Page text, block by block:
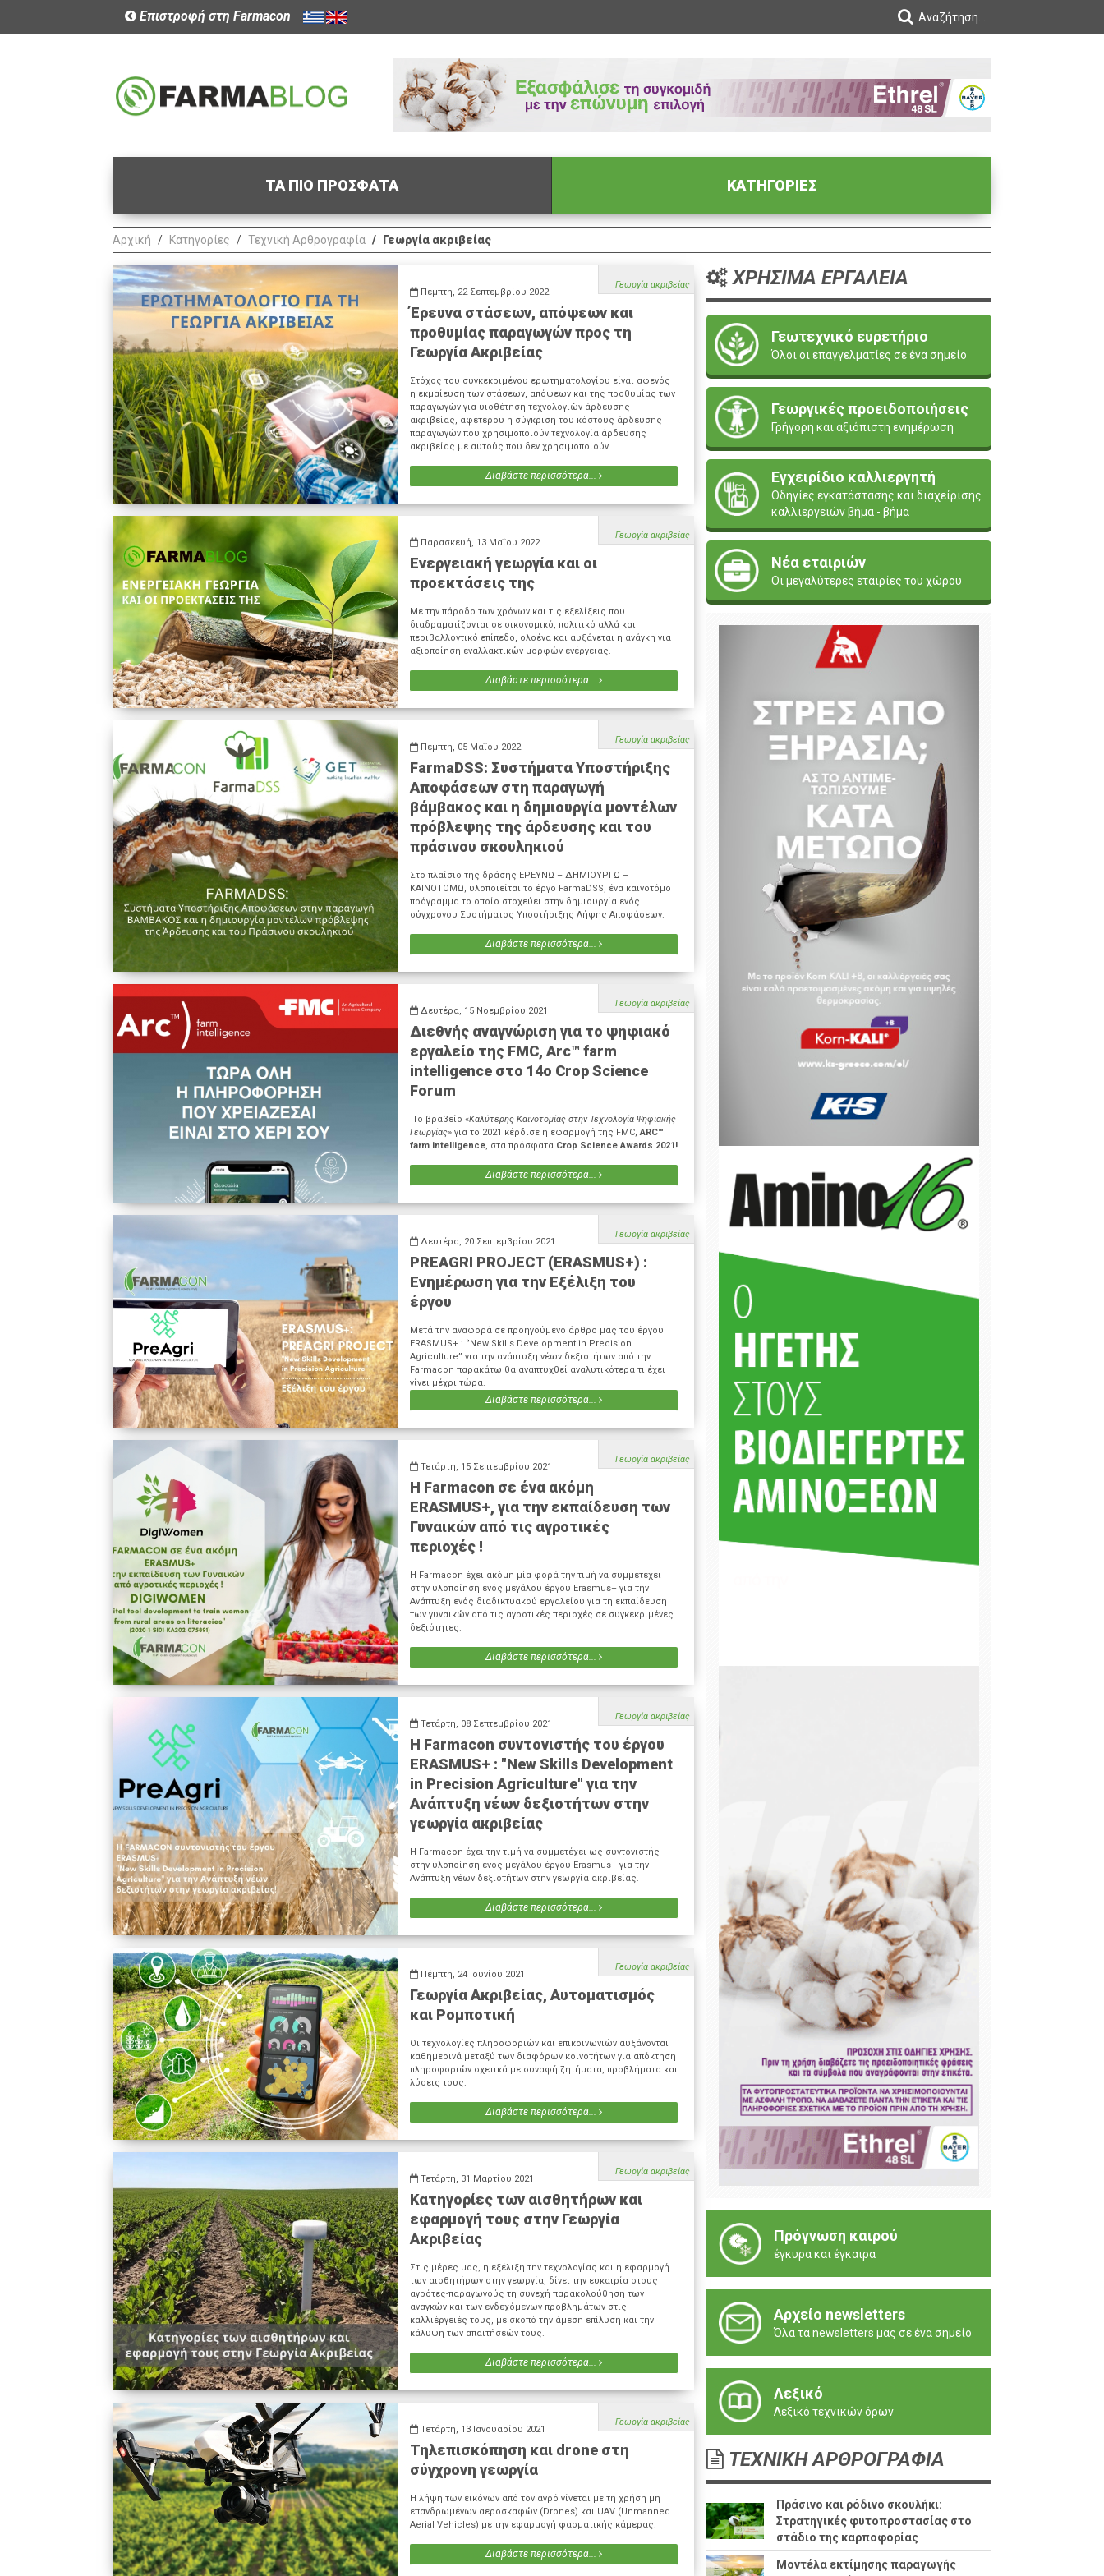
Επιστροφή στη Farmacon
ΤΑ ΠΙΟ ΠΡΟΣΦΑΤΑ ΚΑΤΗΓΟΡΙΕΣ
Αρχική Κατηγορίες Τεχνική Αρθρογραφία Γεωργία ακριβείας
Γεωργία ακριβείας
Πέμπτη, 22 Σεπτεμβρίου 2022
Έρευνα στάσεων, απόψεων και
προθυμίας παραγωγών προς τη
Γεωργία Ακριβείας
Στόχος του συγκεκριμένου ερωτηματολογίου είναι αφενός
η εκμαίευση των στάσεων, απόψεων και της προθυμίας των
παραγωγών για υιοθέτηση τεχνολογιών άρδευσης
ακριβείας, αφετέρου η σύγκριση του κόστους άρδευσης
παραγωγών που χρησιμοποιούν τεχνολογία άρδευσης
ακριβείας με αυτούς που δεν χρησιμοποιούν.
Διαβάστε περισσότερα...
Γεωργία ακριβείας
Παρασκευή, 13 Μαΐου 2022
Ενεργειακή γεωργία και οι
προεκτάσεις της
Με την πάροδο των χρόνων και τις εξελίξεις που
διαδραματίζονται σε οικονομικό, πολιτικό αλλά και
περιβαλλοντικό επίπεδο, ολοένα και αυξάνεται η ανάγκη για
αξιοποίηση εναλλακτικών μορφών ενέργειας.
Διαβάστε περισσότερα...
Γεωργία ακριβείας
Πέμπτη, 05 Μαΐου 2022
FarmaDSS: Συστήματα Υποστήριξης
Αποφάσεων στη παραγωγή
βάμβακος και η δημιουργία μοντέλων
πρόβλεψης της άρδευσης και του
πράσινου σκουληκιού
Στο πλαίσιο της δράσης ΕΡΕΥΝΩ – ΔΗΜΙΟΥΡΓΩ –
ΚΑΙΝΟΤΟΜΩ, υλοποιείται το έργο FarmaDSS, ένα καινοτόμο
πρόγραμμα το οποίο στοχεύει στην δημιουργία ενός
σύγχρονου Συστήματος Υποστήριξης Λήψης Αποφάσεων.
Διαβάστε περισσότερα...
Γεωργία ακριβείας
Δευτέρα, 15 Νοεμβρίου 2021
Διεθνής αναγνώριση για το ψηφιακό
εργαλείο της FMC, Arc™ farm
intelligence στο 14ο Crop Science
Forum
Το βραβείο «Καλύτερης Καινοτομίας στην Τεχνολογία Ψηφιακής
Γεωργίας» για το 2021 κέρδισε η εφαρμογή της FMC,ARC™
farm intelligence, στα πρόσφατα Crop Science Awards 2021!
Διαβάστε περισσότερα...
Γεωργία ακριβείας
Δευτέρα, 20 Σεπτεμβρίου 2021
PREAGRI PROJECT (ERASMUS+) :
Ενημέρωση για την Εξέλιξη του
έργου
Μετά την αναφορά σε προηγούμενο άρθρο μας του έργου
ERASMUS+ : ‘’New Skills Development in Precision
Agriculture’’ για την ανάπτυξη νέων δεξιοτήτων από την
Farmacon παρακάτω θα αναπτυχθεί αναλυτικότερα τι έχει
γίνει μέχρι τώρα.
Διαβάστε περισσότερα...
Γεωργία ακριβείας
Τετάρτη, 15 Σεπτεμβρίου 2021
Η Farmacon σε ένα ακόμη
ΕRASMUS+, για την εκπαίδευση των
Γυναικών από τις αγροτικές
περιοχές !
Η Farmacon έχει ακόμη μία φορά την τιμή να συμμετέχει
στην υλοποίηση ενός μεγάλου έργου Erasmus+ για την
Ανάπτυξη ενός διαδικτυακού εργαλείου για τη εκπαίδευση
των γυναικών από τις αγροτικές περιοχές σε συγκεκριμένες
δεξιότητες.
Διαβάστε περισσότερα...
Γεωργία ακριβείας
Τετάρτη, 08 Σεπτεμβρίου 2021
Η Farmacon συντονιστής του έργου
ΕRASMUS+ : "New Skills Development
in Precision Agriculture" για την
Ανάπτυξη νέων δεξιοτήτων στην
γεωργία ακριβείας
Η Farmacon έχει την τιμή να συμμετέχει ως συντονιστής
στην υλοποίηση ενός μεγάλου έργου Erasmus+ για την
Ανάπτυξη νέων δεξιοτήτων στην γεωργία ακριβείας.
Διαβάστε περισσότερα...
Γεωργία ακριβείας
Πέμπτη, 24 Ιουνίου 2021
Γεωργία Ακριβείας, Αυτοματισμός
και Ρομποτική
Οι τεχνολογίες πληροφοριών και επικοινωνιών αυξάνονται
καθημερινά μεταξύ των διαφόρων κοινοτήτων για απόκτηση
πληροφοριών σχετικά με συναφή ζητήματα, προβλήματα και
λύσεις τους.
Διαβάστε περισσότερα...
Γεωργία ακριβείας
Τετάρτη, 31 Μαρτίου 2021
Κατηγορίες των αισθητήρων και
εφαρμογή τους στην Γεωργία
Ακριβείας
Στις μέρες μας, η εξέλιξη την τεχνολογίας και η εφαρμογή
των αισθητήρων στην γεωργία, δίνει την ευκαιρία στους
αγρότες-παραγωγούς τη συνεχή παρακολούθηση των
αναγκών και των ενδεχόμενων προβλημάτων στις
καλλιέργειές τους, με σκοπό την άμεση επίλυση και την
κάλυψη των απαιτήσεών τους.
Διαβάστε περισσότερα...
Γεωργία ακριβείας
Τετάρτη, 13 Ιανουαρίου 2021
Τηλεπισκόπηση και drone στη
σύγχρονη γεωργία
Η λήψη των εικόνων από τον αγρό γίνεται με τη χρήση μη
επανδρωμένων αεροσκαφών (Drones) και UAV (Unmanned
Aerial Vehicles) με την εφαρμογή φασματικής κάμερας.
Διαβάστε περισσότερα...
ΧΡΗΣΙΜΑ ΕΡΓΑΛΕΙΑ
Γεωτεχνικό ευρετήριο
Όλοι οι επαγγελματίες σε ένα σημείο
Γεωργικές προειδοποιήσεις
Γρήγορη και αξιόπιστη ενημέρωση
Εγχειρίδιο καλλιεργητή
Οδηγίες εγκατάστασης και διαχείρισης
καλλιεργειών βήμα - βήμα
Νέα εταιριών
Οι μεγαλύτερες εταιρίες του χώρου
Πρόγνωση καιρού
έγκυρα και έγκαιρα
Αρχείο newsletters
Όλα τα newsletters μας σε ένα σημείο
Λεξικό
Λεξικό τεχνικών όρων
ΤΕΧΝΙΚΗ ΑΡΘΡΟΓΡΑΦΙΑ
Πράσινο και ρόδινο σκουλήκι:
Στρατηγικές φυτοπροστασίας στο
στάδιο της καρποφορίας
Μοντέλα εκτίμησης παραγωγής